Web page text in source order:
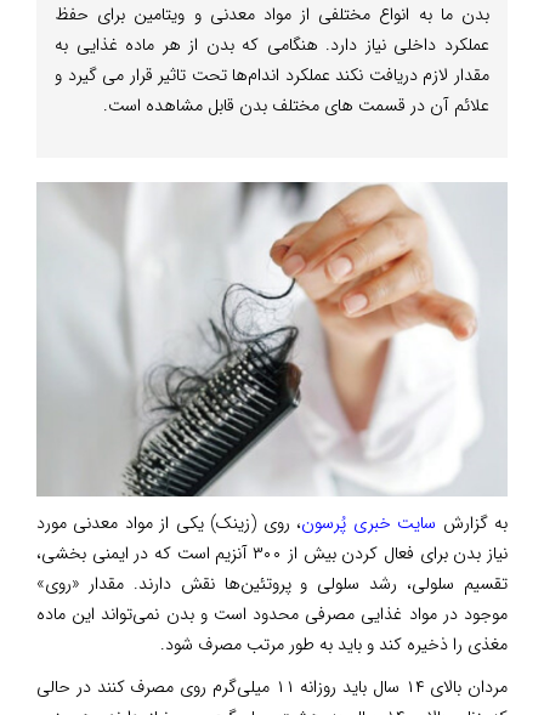
بدن ما به انواع مختلفی از مواد معدنی و ویتامین برای حفظ
عملکرد داخلی نیاز دارد. هنگامی که بدن از هر ماده غذایی به
مقدار لازم دریافت نکند عملکرد اندام‌ها تحت تاثیر قرار می گیرد و
علائم آن در قسمت های مختلف بدن قابل مشاهده است.
به گزارش سایت خبری پُرسون، روی (زینک) یکی از مواد معدنی مورد
نیاز بدن برای فعال کردن بیش از ۳۰۰ آنزیم است که در ایمنی بخشی،
تقسیم سلولی، رشد سلولی و پروتئین‌ها نقش دارند. مقدار «روی»
موجود در مواد غذایی مصرفی محدود است و بدن نمی‌تواند این ماده
مغذی را ذخیره کند و باید به طور مرتب مصرف شود.
مردان بالای ۱۴ سال باید روزانه ۱۱ میلی‌گرم روی مصرف کنند در حالی